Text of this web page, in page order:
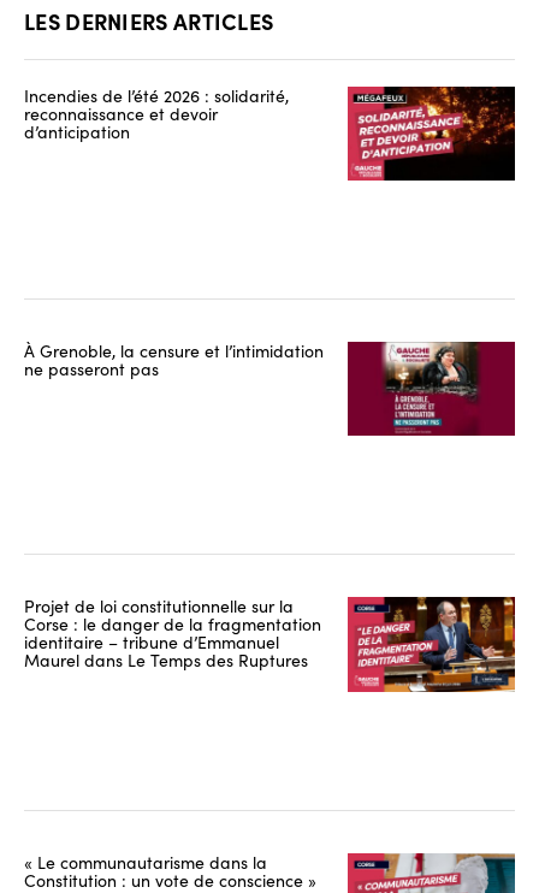
LES DERNIERS ARTICLES
Incendies de l’été 2026 : solidarité,
reconnaissance et devoir
d’anticipation
À Grenoble, la censure et l’intimidation
ne passeront pas
Projet de loi constitutionnelle sur la
Corse : le danger de la fragmentation
identitaire – tribune d’Emmanuel
Maurel dans Le Temps des Ruptures
« Le communautarisme dans la
Constitution : un vote de conscience »